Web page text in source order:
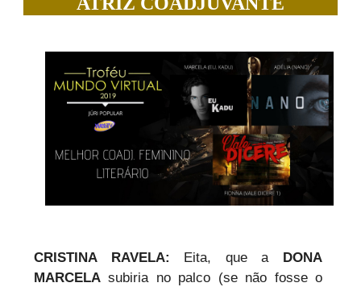
CRISTINA RAVELA: Eita, que a DONA
MARCELA subiria no palco (se não fosse o